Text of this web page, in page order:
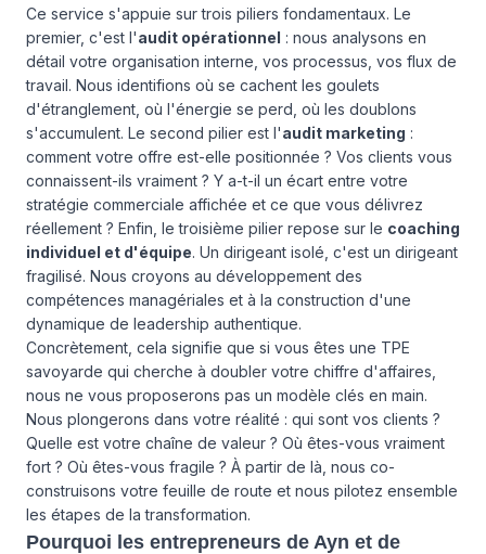
Ce service s'appuie sur trois piliers fondamentaux. Le
premier, c'est l'audit opérationnel : nous analysons en
détail votre organisation interne, vos processus, vos flux de
travail. Nous identifions où se cachent les goulets
d'étranglement, où l'énergie se perd, où les doublons
s'accumulent. Le second pilier est l'audit marketing :
comment votre offre est-elle positionnée ? Vos clients vous
connaissent-ils vraiment ? Y a-t-il un écart entre votre
stratégie commerciale affichée et ce que vous délivrez
réellement ? Enfin, le troisième pilier repose sur le coaching
individuel et d'équipe. Un dirigeant isolé, c'est un dirigeant
fragilisé. Nous croyons au développement des
compétences managériales et à la construction d'une
dynamique de leadership authentique.
Concrètement, cela signifie que si vous êtes une TPE
savoyarde qui cherche à doubler votre chiffre d'affaires,
nous ne vous proposerons pas un modèle clés en main.
Nous plongerons dans votre réalité : qui sont vos clients ?
Quelle est votre chaîne de valeur ? Où êtes-vous vraiment
fort ? Où êtes-vous fragile ? À partir de là, nous co-
construisons votre feuille de route et nous pilotez ensemble
les étapes de la transformation.
Pourquoi les entrepreneurs de Ayn et de